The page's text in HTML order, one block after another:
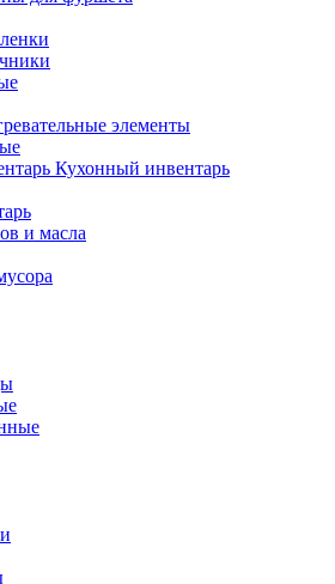
элементы
Кухонный инвентарь
и масла